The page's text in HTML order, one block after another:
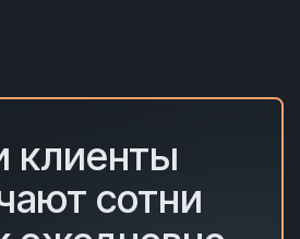
клиенты
сотни